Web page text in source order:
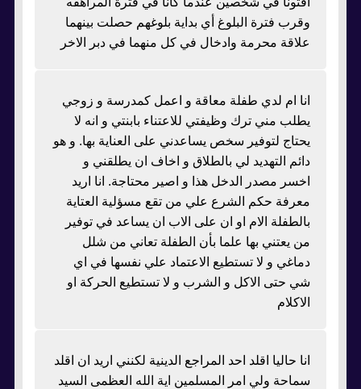
وقرب فترة البلوغ أي بداية بلوغهم حصلت بينهما
علاقة محرمة وادخال في كل منهما في دبر الاخر
انا ام لدي طفلة معاقة و اعمل كمدرسة و زوجي
يطلب مني ترك وظيفتي للاعتناء بابنتي و انه لا
يحتاج لتوفير سخص يساعدني على العناية بها. و هو
دائم التهديد لي بالطلاق و اخاف ان يطلقني و
اخسر مصدر الدخل هذا و اصير محتاجة. انا اريد
معرفة حكم الشرع علي من تقع مسؤلية العتاية
بالطفلة الام او ان على الاب ان يساعد في توفير
من يعتني بها علما بأن الطفلة تعاني من شلل
دماغي و لا تستطيع الاعتماد علي نفسها في اي
شي حتى الاكل و الشرب و لا تستطيع الحركة او
الاكلام
انا حاليا اقلد احد المراجع الدينية لكنني اريد ان اقلد
سماحة ولي امر المسلمين اية الله العظمى السيد